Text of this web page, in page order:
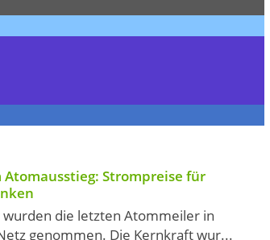
Atomausstieg: Strompreise für
wurden die letzten Atommeiler in
genommen. Die Kernkraft wur...